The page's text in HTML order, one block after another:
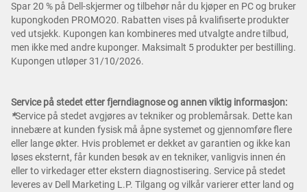
Spar 20 % på Dell-skjermer og tilbehør når du kjøper en PC og bruker
kupongkoden PROMO20. Rabatten vises på kvalifiserte produkter
ved utsjekk. Kupongen kan kombineres med utvalgte andre tilbud,
men ikke med andre kuponger. Maksimalt 5 produkter per bestilling.
Kupongen utløper 31/10/2026.
Service på stedet etter fjerndiagnose og annen viktig informasjon:
*Service på stedet avgjøres av tekniker og problemårsak. Dette kan
innebære at kunden fysisk må åpne systemet og gjennomføre flere
eller lange økter. Hvis problemet er dekket av garantien og ikke kan
løses eksternt, får kunden besøk av en tekniker, vanligvis innen én
eller to virkedager etter ekstern diagnostisering. Service på stedet
leveres av Dell Marketing L.P. Tilgang og vilkår varierer etter land og